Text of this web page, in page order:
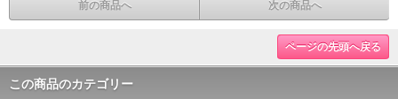
前の商品へ 次の商品へ
ページの先頭へ戻る
この商品のカテゴリー